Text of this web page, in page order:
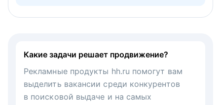
Какие задачи решает продвижение?
Рекламные продукты hh.ru помогут вам
выделить вакансии среди конкурентов
в поисковой выдаче и на самых